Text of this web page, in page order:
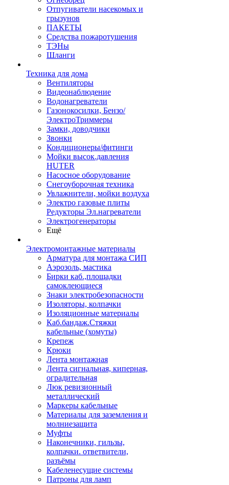
Отпугиватели насекомых и
грызунов
ПАКЕТЫ
Средства пожаротушения
ТЭНы
Шланги
Техника для дома
Вентиляторы
Видеонаблюдение
Водонагреватели
Газонокосилки, Бензо/
ЭлектроТриммеры
Замки, доводчики
Звонки
Кондиционеры/фитинги
Мойки высок.давления
HUTER
Насосное оборудование
Снегоуборочная техника
Увлажнители, мойки воздуха
Электро газовые плиты
Редукторы Эл.нагреватели
Электрогенераторы
Ещё
Электромонтажные материалы
Арматура для монтажа СИП
Аэрозоль, мастика
Бирки каб.,площадки
самоклеющиеся
Знаки электробезопасности
Изоляторы, колпачки
Изоляционные материалы
Каб.бандаж.Стяжки
кабельные (хомуты)
Крепеж
Крюки
Лента монтажная
Лента сигнальная, киперная,
оградительная
Люк ревизионный
металлический
Маркеры кабельные
Материалы для заземления и
молниезащита
Муфты
Наконечники, гильзы,
колпачки. ответвители,
разъёмы
Кабеленесущие системы
Патроны для ламп